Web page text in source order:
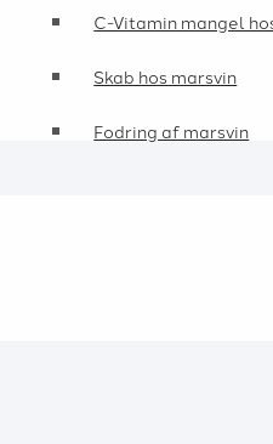
C-Vitamin mangel
Skab hos marsvin
Fodring af marsvin